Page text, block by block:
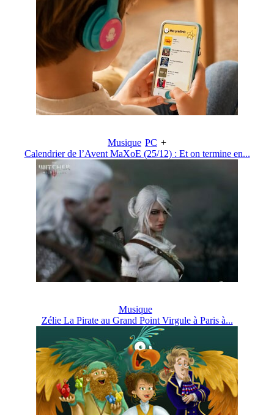
Musique PC +
Calendrier de l’Avent MaXoE (25/12) : Et on termine en...
Musique
Zélie La Pirate au Grand Point Virgule à Paris à...